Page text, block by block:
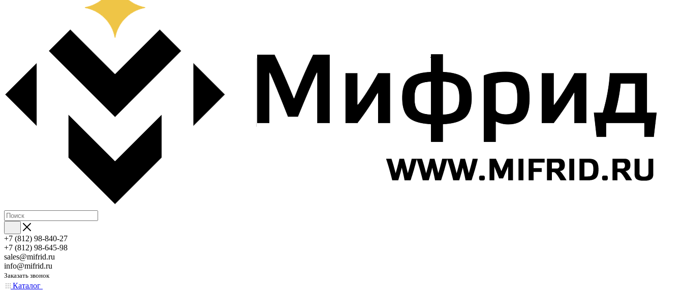
+7 (812) 98-840-27
+7 (812) 98-645-98
sales@mifrid.ru
info@mifrid.ru
Заказать звонок
Каталог